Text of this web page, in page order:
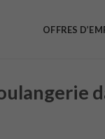
OFFRES